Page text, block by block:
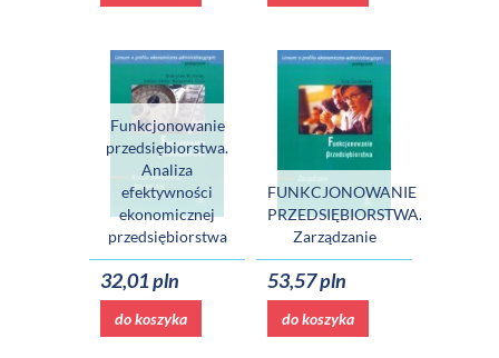
Funkcjonowanie
przedsiębiorstwa.
Analiza
efektywności
ekonomicznej
przedsiębiorstwa
32,01 pln
do koszyka
FUNKCJONOWANIE
PRZEDSIĘBIORSTWA.
Zarządzanie
53,57 pln
do koszyka